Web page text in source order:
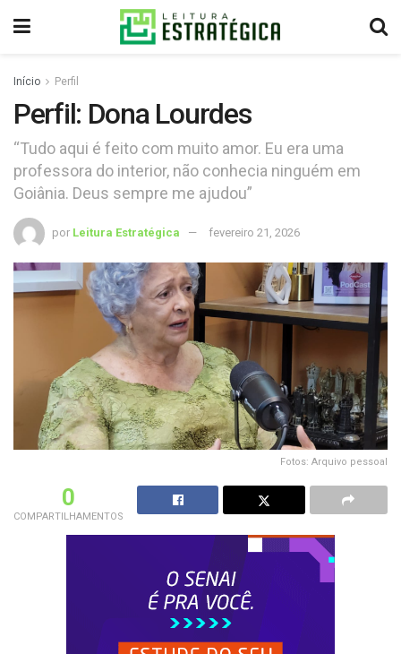
Início Perfil
Perfil: Dona Lourdes
“Tudo aqui é feito com muito amor. Eu era uma
professora do interior, não conhecia ninguém em
Goiânia. Deus sempre me ajudou”
por Leitura Estratégica fevereiro 21, 2026
Fotos: Arquivo pessoal
0
COMPARTILHAMENTOS